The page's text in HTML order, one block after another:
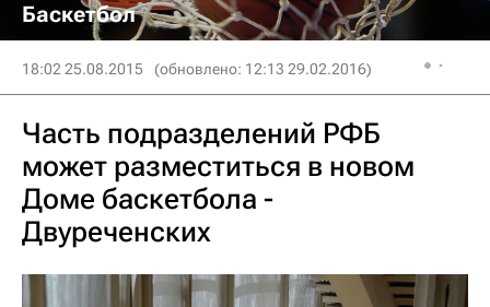
Баскетбол
18:02 25.08.2015 (обновлено: 12:13 29.02.2016)
Часть подразделений РФБ
может разместиться в новом
Доме баскетбола -
Двуреченских